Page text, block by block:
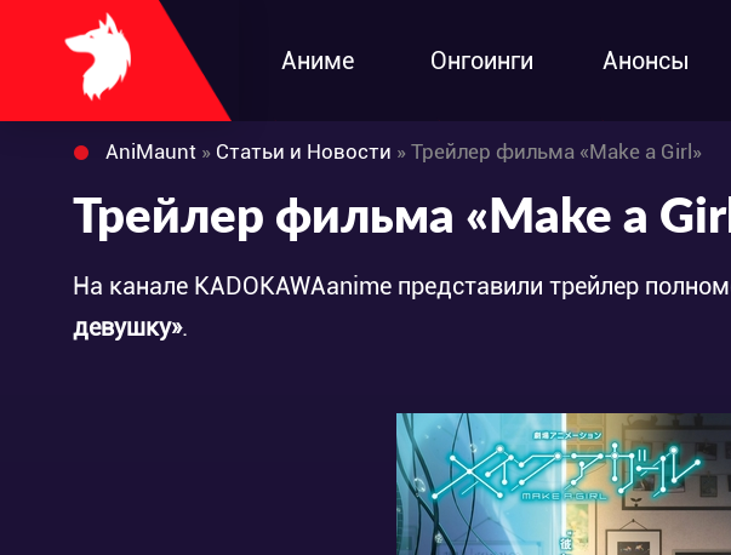
Аниме Онгоинги Анонсы
AniMaunt » Статьи и Новости » Трейлер фильма «Make a Girl»
Трейлер фильма «Make a
На канале KADOKAWAanime представили трейлер
девушку».